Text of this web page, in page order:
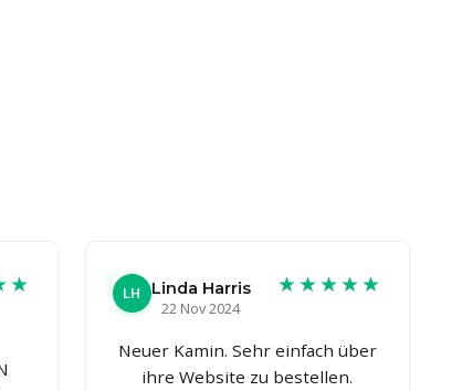
LH Linda Harris
22 Nov 2024
★★★★★
Neuer Kamin. Sehr einfach über
ihre Website zu bestellen.